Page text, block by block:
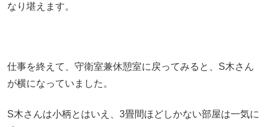
なり堪えます。
仕事を終えて、守衛室兼休憩室に戻ってみると、S木さん
が横になっていました。
S木さんは小柄とはいえ、3畳間ほどしかない部屋は一気に